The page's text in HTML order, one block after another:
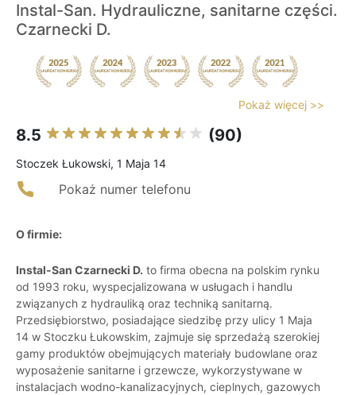
Instal-San. Hydrauliczne, sanitarne części.
Czarnecki D.
Pokaż więcej >>
8.5 (90)
Stoczek Łukowski, 1 Maja 14
Pokaż numer telefonu
O firmie:
Instal-San Czarnecki D. to firma obecna na polskim rynku
od 1993 roku, wyspecjalizowana w usługach i handlu
związanych z hydrauliką oraz techniką sanitarną.
Przedsiębiorstwo, posiadające siedzibę przy ulicy 1 Maja
14 w Stoczku Łukowskim, zajmuje się sprzedażą szerokiej
gamy produktów obejmujących materiały budowlane oraz
wyposażenie sanitarne i grzewcze, wykorzystywane w
instalacjach wodno-kanalizacyjnych, cieplnych, gazowych